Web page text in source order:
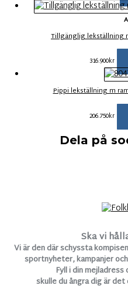
Tillgänglig lekställning
316.900kr
Pippi lekställning m
206.750kr
Dela på
Ska vi
Vi är den där schyssta
sportnyheter, kampanjer
Fyll i din
skulle du ångra dig är